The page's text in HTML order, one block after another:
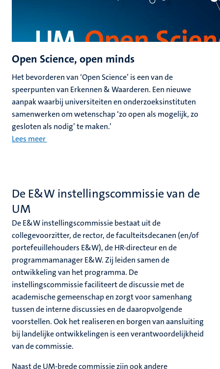
Open Science, open minds
Het bevorderen van ‘Open Science’ is een van de
speerpunten van Erkennen & Waarderen. Een nieuwe
aanpak waarbij universiteiten en onderzoeksinstituten
samenwerken om wetenschap ‘zo open als mogelijk, zo
gesloten als nodig’ te maken.’
Lees meer
De E&W instellingscommissie van de
UM
De E&W instellingscommissie bestaat uit de
collegevoorzitter, de rector, de faculteitsdecanen (en/of
portefeuillehouders E&W), de HR-directeur en de
programmamanager E&W. Zij leiden samen de
ontwikkeling van het programma. De
instellingscommissie faciliteert de discussie met de
academische gemeenschap en zorgt voor samenhang
tussen de interne discussies en de daaropvolgende
voorstellen. Ook het realiseren en borgen van aansluiting
bij landelijke ontwikkelingen is een verantwoordelijkheid
van de commissie.
Naast de UM-brede commissie zijn ook andere